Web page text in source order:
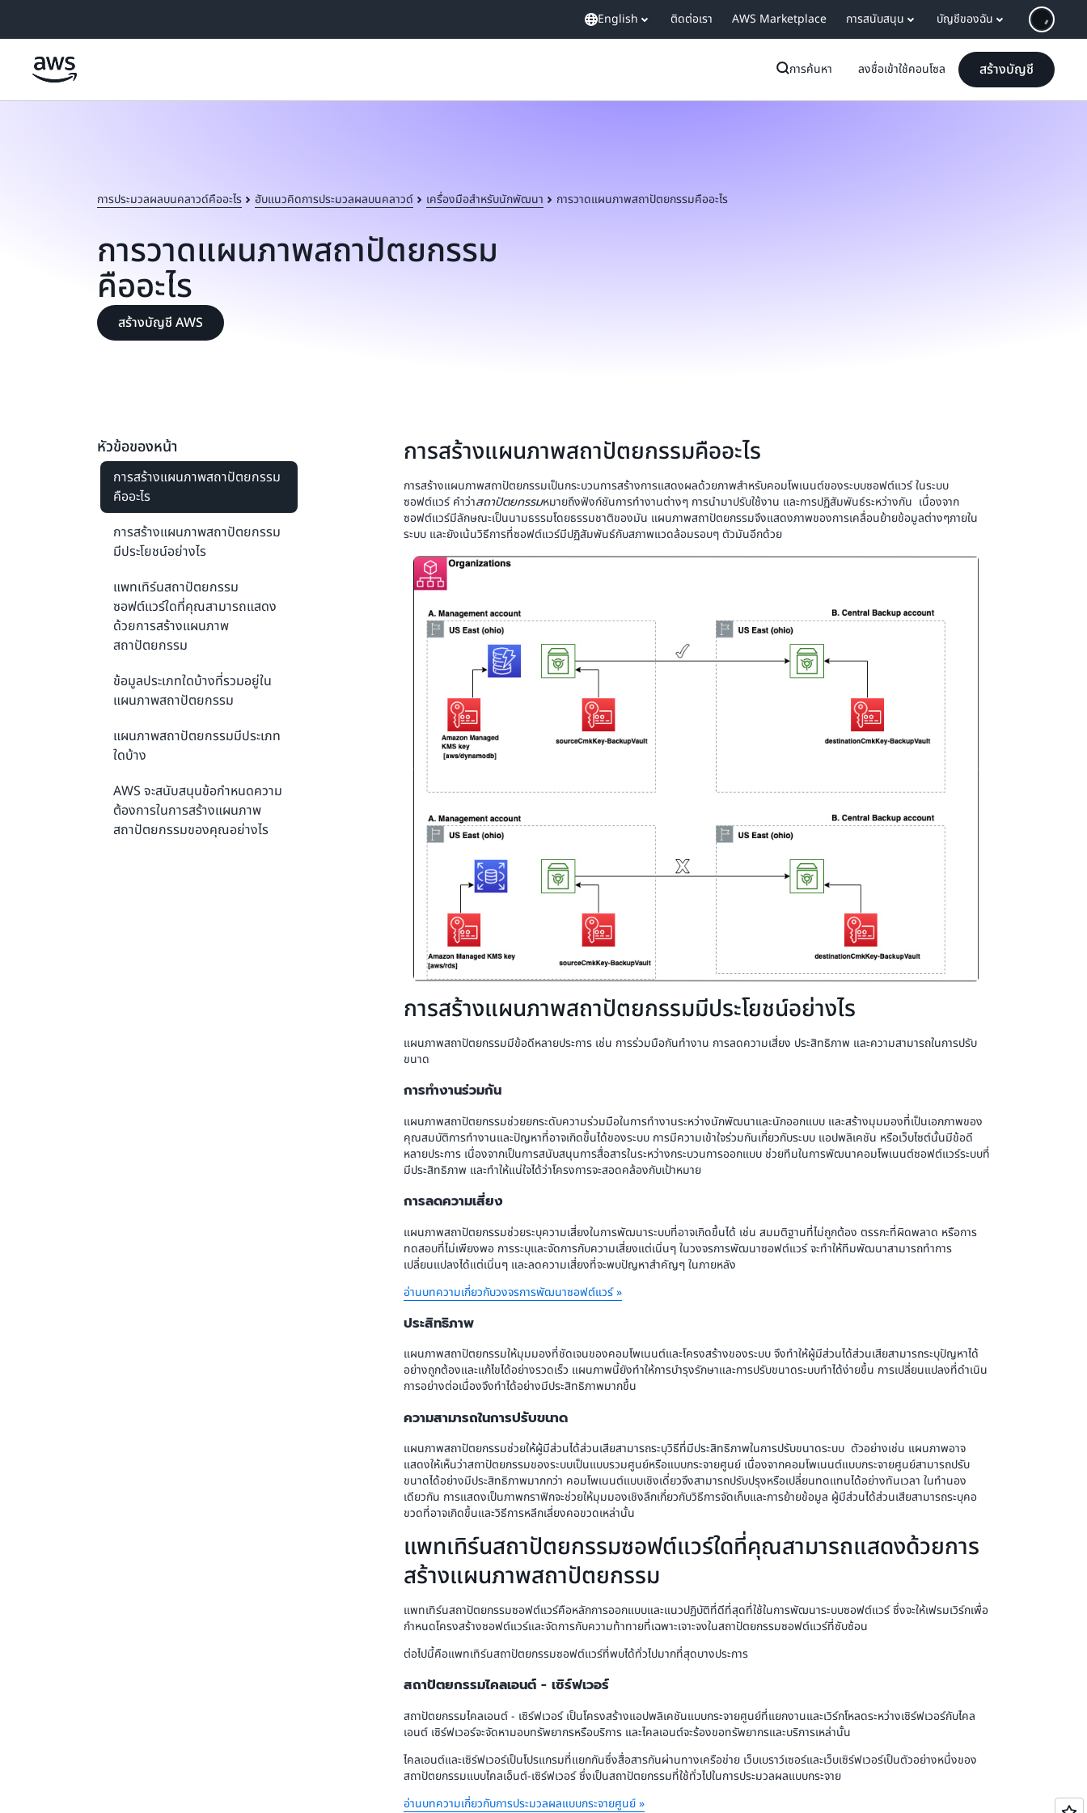
English ติดต่อเรา AWS Marketplace การสนับสนุน บัญชีของฉัน
การค้นหา ลงชื่อเข้าใช้คอนโซล สร้างบัญชี
การประมวลผลบนคลาวด์คืออะไร ฮับแนวคิดการประมวลผลบนคลาวด์ เครื่องมือสำหรับนักพัฒนา การวาดแผนภาพสถาปัตยกรรมคืออะไร
การวาดแผนภาพสถาปัตยกรรม
คืออะไร
สร้างบัญชี AWS
หัวข้อของหน้า
การสร้างแผนภาพสถาปัตยกรรม
คืออะไร
การสร้างแผนภาพสถาปัตยกรรม
มีประโยชน์อย่างไร
แพทเทิร์นสถาปัตยกรรม
ซอฟต์แวร์ใดที่คุณสามารถแสดง
ด้วยการสร้างแผนภาพ
สถาปัตยกรรม
ข้อมูลประเภทใดบ้างที่รวมอยู่ใน
แผนภาพสถาปัตยกรรม
แผนภาพสถาปัตยกรรมมีประเภท
ใดบ้าง
AWS จะสนับสนุนข้อกำหนดความ
ต้องการในการสร้างแผนภาพ
สถาปัตยกรรมของคุณอย่างไร
การสร้างแผนภาพสถาปัตยกรรมคืออะไร
การสร้างแผนภาพสถาปัตยกรรมเป็นกระบวนการสร้างการแสดงผลด้วยภาพสำหรับคอมโพเนนต์ของระบบซอฟต์แวร์ ในระบบ
ซอฟต์แวร์ คำว่าสถาปัตยกรรมหมายถึงฟังก์ชันการทำงานต่างๆ การนำมาปรับใช้งาน และการปฏิสัมพันธ์ระหว่างกัน เนื่องจาก
ซอฟต์แวร์มีลักษณะเป็นนามธรรมโดยธรรมชาติของมัน แผนภาพสถาปัตยกรรมจึงแสดงภาพของการเคลื่อนย้ายข้อมูลต่างๆภายใน
ระบบ และยังเน้นวิธีการที่ซอฟต์แวร์มีปฏิสัมพันธ์กับสภาพแวดล้อมรอบๆ ตัวมันอีกด้วย
การสร้างแผนภาพสถาปัตยกรรมมีประโยชน์อย่างไร
แผนภาพสถาปัตยกรรมมีข้อดีหลายประการ เช่น การร่วมมือกันทำงาน การลดความเสี่ยง ประสิทธิภาพ และความสามารถในการปรับ
ขนาด
การทำงานร่วมกัน
แผนภาพสถาปัตยกรรมช่วยยกระดับความร่วมมือในการทำงานระหว่างนักพัฒนาและนักออกแบบ และสร้างมุมมองที่เป็นเอกภาพของ
คุณสมบัติการทำงานและปัญหาที่อาจเกิดขึ้นได้ของระบบ การมีความเข้าใจร่วมกันเกี่ยวกับระบบ แอปพลิเคชัน หรือเว็บไซต์นั้นมีข้อดี
หลายประการ เนื่องจากเป็นการสนับสนุนการสื่อสารในระหว่างกระบวนการออกแบบ ช่วยทีมในการพัฒนาคอมโพเนนต์ซอฟต์แวร์ระบบที่
มีประสิทธิภาพ และทำให้แน่ใจได้ว่าโครงการจะสอดคล้องกับเป้าหมาย
การลดความเสี่ยง
แผนภาพสถาปัตยกรรมช่วยระบุความเสี่ยงในการพัฒนาระบบที่อาจเกิดขึ้นได้ เช่น สมมติฐานที่ไม่ถูกต้อง ตรรกะที่ผิดพลาด หรือการ
ทดสอบที่ไม่เพียงพอ การระบุและจัดการกับความเสี่ยงแต่เนิ่นๆ ในวงจรการพัฒนาซอฟต์แวร์ จะทำให้ทีมพัฒนาสามารถทำการ
เปลี่ยนแปลงได้แต่เนิ่นๆ และลดความเสี่ยงที่จะพบปัญหาสำคัญๆ ในภายหลัง
อ่านบทความเกี่ยวกับวงจรการพัฒนาซอฟต์แวร์ »
ประสิทธิภาพ
แผนภาพสถาปัตยกรรมให้มุมมองที่ชัดเจนของคอมโพเนนต์และโครงสร้างของระบบ จึงทำให้ผู้มีส่วนได้ส่วนเสียสามารถระบุปัญหาได้
อย่างถูกต้องและแก้ไขได้อย่างรวดเร็ว แผนภาพนี้ยังทำให้การบำรุงรักษาและการปรับขนาดระบบทำได้ง่ายขึ้น การเปลี่ยนแปลงที่ดำเนิน
การอย่างต่อเนื่องจึงทำได้อย่างมีประสิทธิภาพมากขึ้น
ความสามารถในการปรับขนาด
แผนภาพสถาปัตยกรรมช่วยให้ผู้มีส่วนได้ส่วนเสียสามารถระบุวิธีที่มีประสิทธิภาพในการปรับขนาดระบบ ตัวอย่างเช่น แผนภาพอาจ
แสดงให้เห็นว่าสถาปัตยกรรมของระบบเป็นแบบรวมศูนย์หรือแบบกระจายศูนย์ เนื่องจากคอมโพเนนต์แบบกระจายศูนย์สามารถปรับ
ขนาดได้อย่างมีประสิทธิภาพมากกว่า คอมโพเนนต์แบบเชิงเดี่ยวจึงสามารถปรับปรุงหรือเปลี่ยนทดแทนได้อย่างทันเวลา ในทำนอง
เดียวกัน การแสดงเป็นภาพกราฟิกจะช่วยให้มุมมองเชิงลึกเกี่ยวกับวิธีการจัดเก็บและการย้ายข้อมูล ผู้มีส่วนได้ส่วนเสียสามารถระบุคอ
ขวดที่อาจเกิดขึ้นและวิธีการหลีกเลี่ยงคอขวดเหล่านั้น
แพทเทิร์นสถาปัตยกรรมซอฟต์แวร์ใดที่คุณสามารถแสดงด้วยการ
สร้างแผนภาพสถาปัตยกรรม
แพทเทิร์นสถาปัตยกรรมซอฟต์แวร์คือหลักการออกแบบและแนวปฏิบัติที่ดีที่สุดที่ใช้ในการพัฒนาระบบซอฟต์แวร์ ซึ่งจะให้เฟรมเวิร์กเพื่อ
กำหนดโครงสร้างซอฟต์แวร์และจัดการกับความท้าทายที่เฉพาะเจาะจงในสถาปัตยกรรมซอฟต์แวร์ที่ซับซ้อน
ต่อไปนี้คือแพทเทิร์นสถาปัตยกรรมซอฟต์แวร์ที่พบได้ทั่วไปมากที่สุดบางประการ
สถาปัตยกรรมไคลเอนต์ - เซิร์ฟเวอร์
สถาปัตยกรรมไคลเอนต์ - เซิร์ฟเวอร์ เป็นโครงสร้างแอปพลิเคชันแบบกระจายศูนย์ที่แยกงานและเวิร์กโหลดระหว่างเซิร์ฟเวอร์กับไคล
เอนต์ เซิร์ฟเวอร์จะจัดหามอบทรัพยากรหรือบริการ และไคลเอนต์จะร้องขอทรัพยากรและบริการเหล่านั้น
ไคลเอนต์และเซิร์ฟเวอร์เป็นโปรแกรมที่แยกกันซึ่งสื่อสารกันผ่านทางเครือข่าย เว็บเบราว์เซอร์และเว็บเซิร์ฟเวอร์เป็นตัวอย่างหนึ่งของ
สถาปัตยกรรมแบบไคลเอ็นต์-เซิร์ฟเวอร์ ซึ่งเป็นสถาปัตยกรรมที่ใช้ทั่วไปในการประมวลผลแบบกระจาย
อ่านบทความเกี่ยวกับการประมวลผลแบบกระจายศูนย์ »